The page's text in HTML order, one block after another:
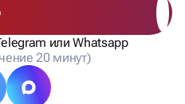
или Whatsapp
20 минут)